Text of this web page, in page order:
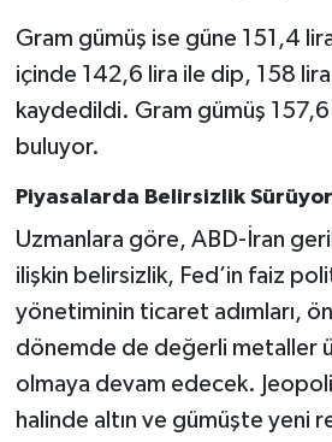
Gram gümüş ise güne 151,4
içinde 142,6 lira ile dip, 158
kaydedildi. Gram gümüş 157,6
buluyor.
Piyasalarda Belirsizlik Sürüyor
Uzmanlara göre, ABD-İran
ilişkin belirsizlik, Fed’in faiz
yönetiminin ticaret adımları,
dönemde de değerli metaller
olmaya devam edecek.
halinde altın ve gümüşte yeni